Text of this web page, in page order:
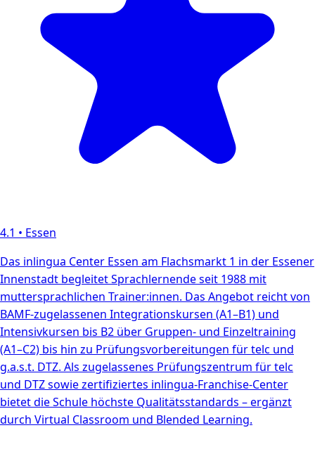
4.1 • Essen
Das inlingua Center Essen am Flachsmarkt 1 in der Essener
Innenstadt begleitet Sprachlernende seit 1988 mit
muttersprachlichen Trainer:innen. Das Angebot reicht von
BAMF-zugelassenen Integrationskursen (A1–B1) und
Intensivkursen bis B2 über Gruppen- und Einzeltraining
(A1–C2) bis hin zu Prüfungsvorbereitungen für telc und
g.a.s.t. DTZ. Als zugelassenes Prüfungszentrum für telc
und DTZ sowie zertifiziertes inlingua-Franchise-Center
bietet die Schule höchste Qualitätsstandards – ergänzt
durch Virtual Classroom und Blended Learning.